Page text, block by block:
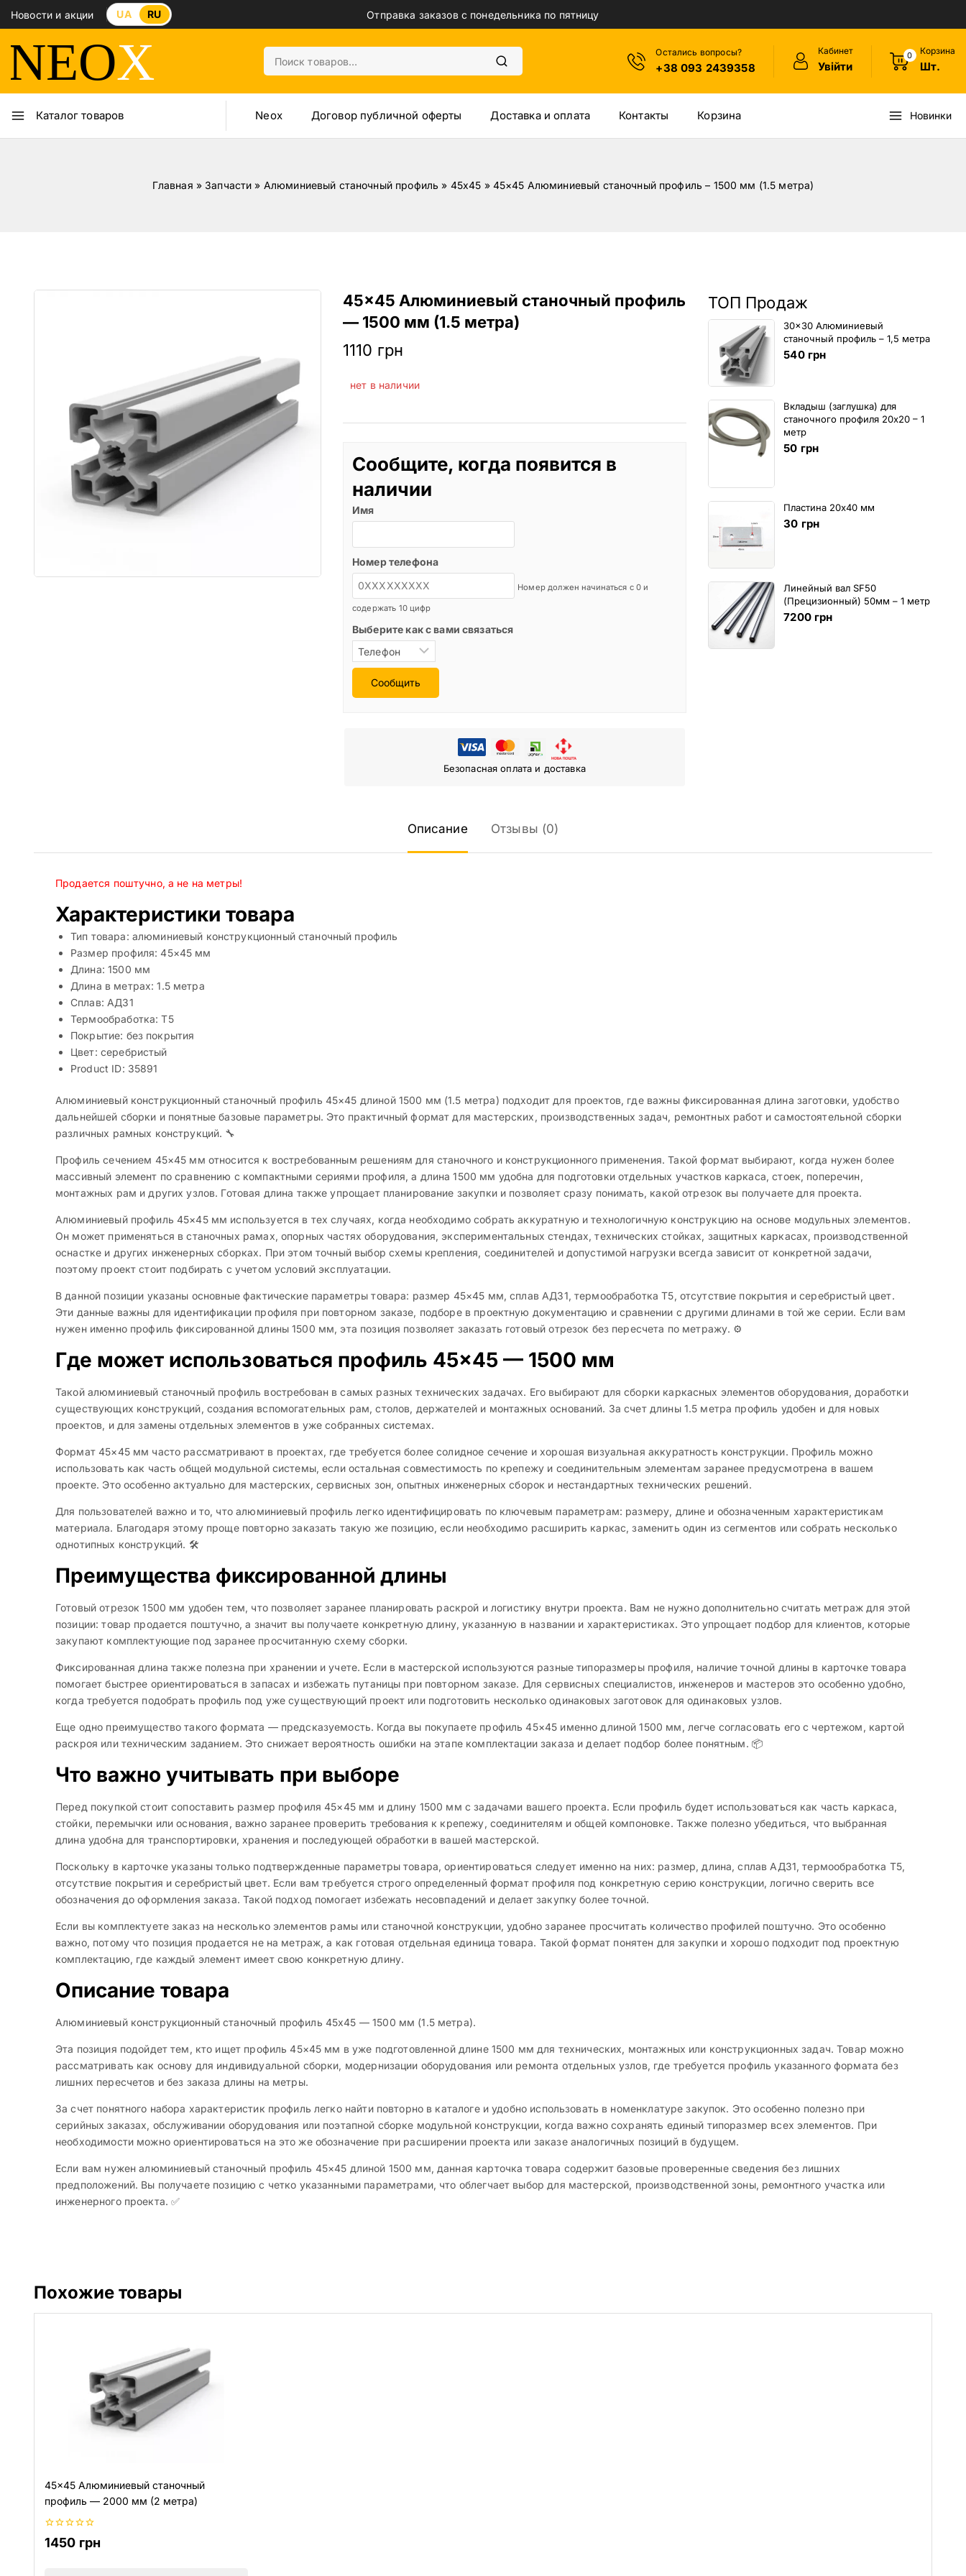
Новости и акции UA RU Отправка заказов с понедельника по пятницу
Остались вопросы?
+38 093 2439358
Кабинет
Увійти
0 Корзина
Шт.
Каталог товаров Neox Договор публичной оферты Доставка и оплата Контакты Корзина Новинки
Главная » Запчасти » Алюминиевый станочный профиль » 45х45 » 45×45 Алюминиевый станочный профиль – 1500 мм (1.5 метра)
ТОП Продаж
30x30 Алюминиевый
станочный профиль – 1,5 метра
540 грн
Вкладыш (заглушка) для
станочного профиля 20х20 – 1
метр
50 грн
Пластина 20х40 мм
30 грн
Линейный вал SF50
(Прецизионный) 50мм – 1 метр
7200 грн
45×45 Алюминиевый станочный профиль
— 1500 мм (1.5 метра)
1110 грн
нет в наличии
Сообщите, когда появится в
наличии
Имя
Номер телефона
Номер должен начинаться с 0 и
содержать 10 цифр
Выберите как с вами связаться
Сообщить
Безопасная оплата и доставка
Описание Отзывы (0)
Продается поштучно, а не на метры!
Характеристики товара
Тип товара: алюминиевый конструкционный станочный профиль
Размер профиля: 45×45 мм
Длина: 1500 мм
Длина в метрах: 1.5 метра
Сплав: АД31
Термообработка: Т5
Покрытие: без покрытия
Цвет: серебристый
Product ID: 35891
Алюминиевый конструкционный станочный профиль 45×45 длиной 1500 мм (1.5 метра) подходит для проектов, где важны фиксированная длина заготовки, удобство
дальнейшей сборки и понятные базовые параметры. Это практичный формат для мастерских, производственных задач, ремонтных работ и самостоятельной сборки
различных рамных конструкций. 🔧
Профиль сечением 45×45 мм относится к востребованным решениям для станочного и конструкционного применения. Такой формат выбирают, когда нужен более
массивный элемент по сравнению с компактными сериями профиля, а длина 1500 мм удобна для подготовки отдельных участков каркаса, стоек, поперечин,
монтажных рам и других узлов. Готовая длина также упрощает планирование закупки и позволяет сразу понимать, какой отрезок вы получаете для проекта.
Алюминиевый профиль 45×45 мм используется в тех случаях, когда необходимо собрать аккуратную и технологичную конструкцию на основе модульных элементов.
Он может применяться в станочных рамах, опорных частях оборудования, экспериментальных стендах, технических стойках, защитных каркасах, производственной
оснастке и других инженерных сборках. При этом точный выбор схемы крепления, соединителей и допустимой нагрузки всегда зависит от конкретной задачи,
поэтому проект стоит подбирать с учетом условий эксплуатации.
В данной позиции указаны основные фактические параметры товара: размер 45×45 мм, сплав АД31, термообработка Т5, отсутствие покрытия и серебристый цвет.
Эти данные важны для идентификации профиля при повторном заказе, подборе в проектную документацию и сравнении с другими длинами в той же серии. Если вам
нужен именно профиль фиксированной длины 1500 мм, эта позиция позволяет заказать готовый отрезок без пересчета по метражу. ⚙️
Где может использоваться профиль 45×45 — 1500 мм
Такой алюминиевый станочный профиль востребован в самых разных технических задачах. Его выбирают для сборки каркасных элементов оборудования, доработки
существующих конструкций, создания вспомогательных рам, столов, держателей и монтажных оснований. За счет длины 1.5 метра профиль удобен и для новых
проектов, и для замены отдельных элементов в уже собранных системах.
Формат 45×45 мм часто рассматривают в проектах, где требуется более солидное сечение и хорошая визуальная аккуратность конструкции. Профиль можно
использовать как часть общей модульной системы, если остальная совместимость по крепежу и соединительным элементам заранее предусмотрена в вашем
проекте. Это особенно актуально для мастерских, сервисных зон, опытных инженерных сборок и нестандартных технических решений.
Для пользователей важно и то, что алюминиевый профиль легко идентифицировать по ключевым параметрам: размеру, длине и обозначенным характеристикам
материала. Благодаря этому проще повторно заказать такую же позицию, если необходимо расширить каркас, заменить один из сегментов или собрать несколько
однотипных конструкций. 🛠️
Преимущества фиксированной длины
Готовый отрезок 1500 мм удобен тем, что позволяет заранее планировать раскрой и логистику внутри проекта. Вам не нужно дополнительно считать метраж для этой
позиции: товар продается поштучно, а значит вы получаете конкретную длину, указанную в названии и характеристиках. Это упрощает подбор для клиентов, которые
закупают комплектующие под заранее просчитанную схему сборки.
Фиксированная длина также полезна при хранении и учете. Если в мастерской используются разные типоразмеры профиля, наличие точной длины в карточке товара
помогает быстрее ориентироваться в запасах и избежать путаницы при повторном заказе. Для сервисных специалистов, инженеров и мастеров это особенно удобно,
когда требуется подобрать профиль под уже существующий проект или подготовить несколько одинаковых заготовок для одинаковых узлов.
Еще одно преимущество такого формата — предсказуемость. Когда вы покупаете профиль 45×45 именно длиной 1500 мм, легче согласовать его с чертежом, картой
раскроя или техническим заданием. Это снижает вероятность ошибки на этапе комплектации заказа и делает подбор более понятным. 📦
Что важно учитывать при выборе
Перед покупкой стоит сопоставить размер профиля 45×45 мм и длину 1500 мм с задачами вашего проекта. Если профиль будет использоваться как часть каркаса,
стойки, перемычки или основания, важно заранее проверить требования к крепежу, соединителям и общей компоновке. Также полезно убедиться, что выбранная
длина удобна для транспортировки, хранения и последующей обработки в вашей мастерской.
Поскольку в карточке указаны только подтвержденные параметры товара, ориентироваться следует именно на них: размер, длина, сплав АД31, термообработка Т5,
отсутствие покрытия и серебристый цвет. Если вам требуется строго определенный формат профиля под конкретную серию конструкции, логично сверить все
обозначения до оформления заказа. Такой подход помогает избежать несовпадений и делает закупку более точной.
Если вы комплектуете заказ на несколько элементов рамы или станочной конструкции, удобно заранее просчитать количество профилей поштучно. Это особенно
важно, потому что позиция продается не на метраж, а как готовая отдельная единица товара. Такой формат понятен для закупки и хорошо подходит под проектную
комплектацию, где каждый элемент имеет свою конкретную длину.
Описание товара
Алюминиевый конструкционный станочный профиль 45х45 — 1500 мм (1.5 метра).
Эта позиция подойдет тем, кто ищет профиль 45×45 мм в уже подготовленной длине 1500 мм для технических, монтажных или конструкционных задач. Товар можно
рассматривать как основу для индивидуальной сборки, модернизации оборудования или ремонта отдельных узлов, где требуется профиль указанного формата без
лишних пересчетов и без заказа длины на метры.
За счет понятного набора характеристик профиль легко найти повторно в каталоге и удобно использовать в номенклатуре закупок. Это особенно полезно при
серийных заказах, обслуживании оборудования или поэтапной сборке модульной конструкции, когда важно сохранять единый типоразмер всех элементов. При
необходимости можно ориентироваться на это же обозначение при расширении проекта или заказе аналогичных позиций в будущем.
Если вам нужен алюминиевый станочный профиль 45×45 длиной 1500 мм, данная карточка товара содержит базовые проверенные сведения без лишних
предположений. Вы получаете позицию с четко указанными параметрами, что облегчает выбор для мастерской, производственной зоны, ремонтного участка или
инженерного проекта. ✅
Похожие товары
45×45 Алюминиевый станочный
профиль — 2000 мм (2 метра)
0
из
1450 грн